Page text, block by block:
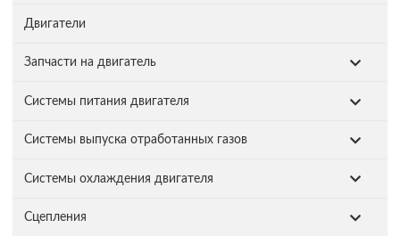
Двигатели
Запчасти на двигатель
Системы питания двигателя
Системы выпуска отработанных газов
Системы охлаждения двигателя
Сцепления